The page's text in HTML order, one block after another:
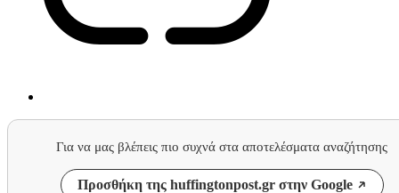
Για να μας βλέπεις πιο συχνά στα αποτελέσματα αναζήτησης
Προσθήκη της huffingtonpost.gr στην Google